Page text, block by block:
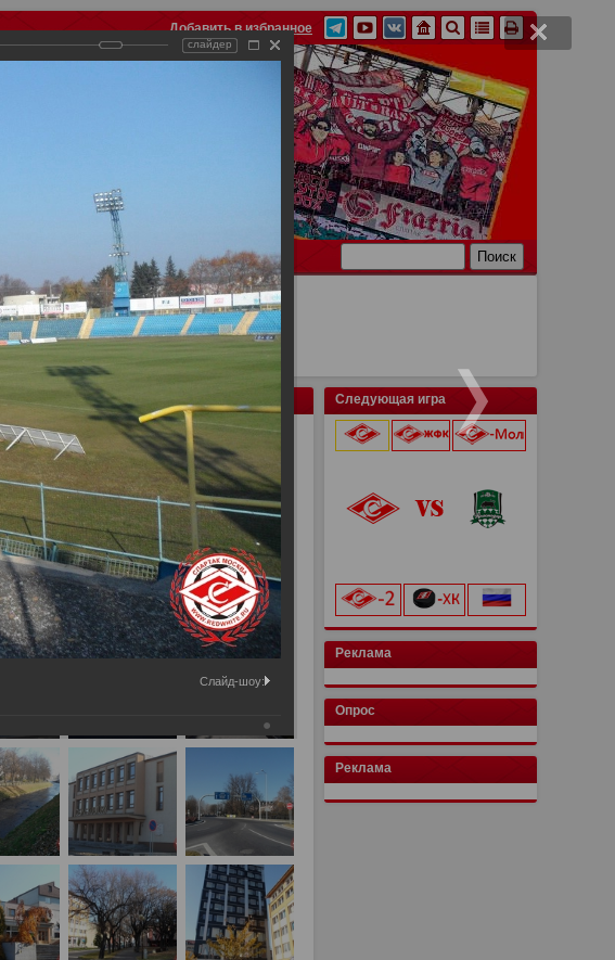
Добавить в избранное
Ссылки Связь
2011>
Выезд в Попрад, КХЛ Лев -
разделе.
Следующая игра
Реклама
Опрос
Реклама
слайдер
Слайд-шоу: